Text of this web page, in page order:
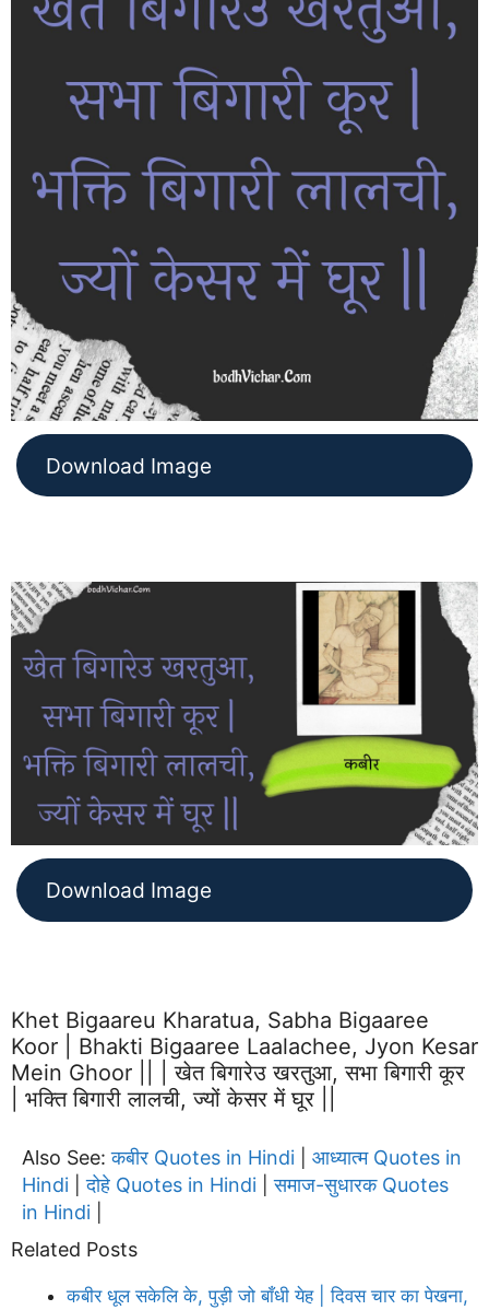
Download Image
Download Image
Khet Bigaareu Kharatua, Sabha Bigaaree
Koor | Bhakti Bigaaree Laalachee, Jyon Kesar
Mein Ghoor || | खेत बिगारेउ खरतुआ, सभा बिगारी कूर
| भक्ति बिगारी लालची, ज्यों केसर में घूर ||
Also See:कबीर Quotes in Hindi
आध्यात्म Quotes in
Hindi |दोहे Quotes in Hindi |समाज-सुधारक Quotes
in Hindi
Related Posts
कबीर धूल सकेलि के, पुड़ी जो बाँधी येह | दिवस चार का पेखना,